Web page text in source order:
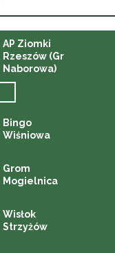
AP Ziomki
Rzeszów (Gr
Naborowa)
Bingo
Wiśniowa
Grom
Mogielnica
Wisłok
Strzyżów